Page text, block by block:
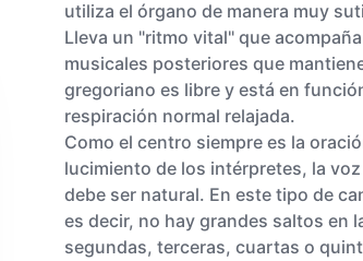
utiliza el órgano de manera muy
Lleva un "ritmo vital" que
musicales posteriores que
gregoriano es libre y está en
respiración normal relajada.
Como el centro siempre es la
lucimiento de los intérpretes, la
debe ser natural. En este tipo de
es decir, no hay grandes saltos en
segundas, terceras, cuartas o